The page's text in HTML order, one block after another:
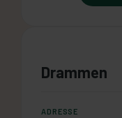
Drammen
ADRESSE